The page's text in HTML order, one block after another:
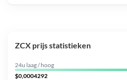
ZCX prijs statistieken
24u laag / hoog
$0,0004292